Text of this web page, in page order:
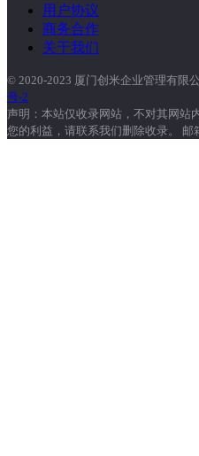
用户协议
商务合作
关于我们
© 2020-2023 厦门创米企业管理有限
号-2
声明：本站仅收录网站，不对其网站
您的利益，请联系我们删除收录。 邮